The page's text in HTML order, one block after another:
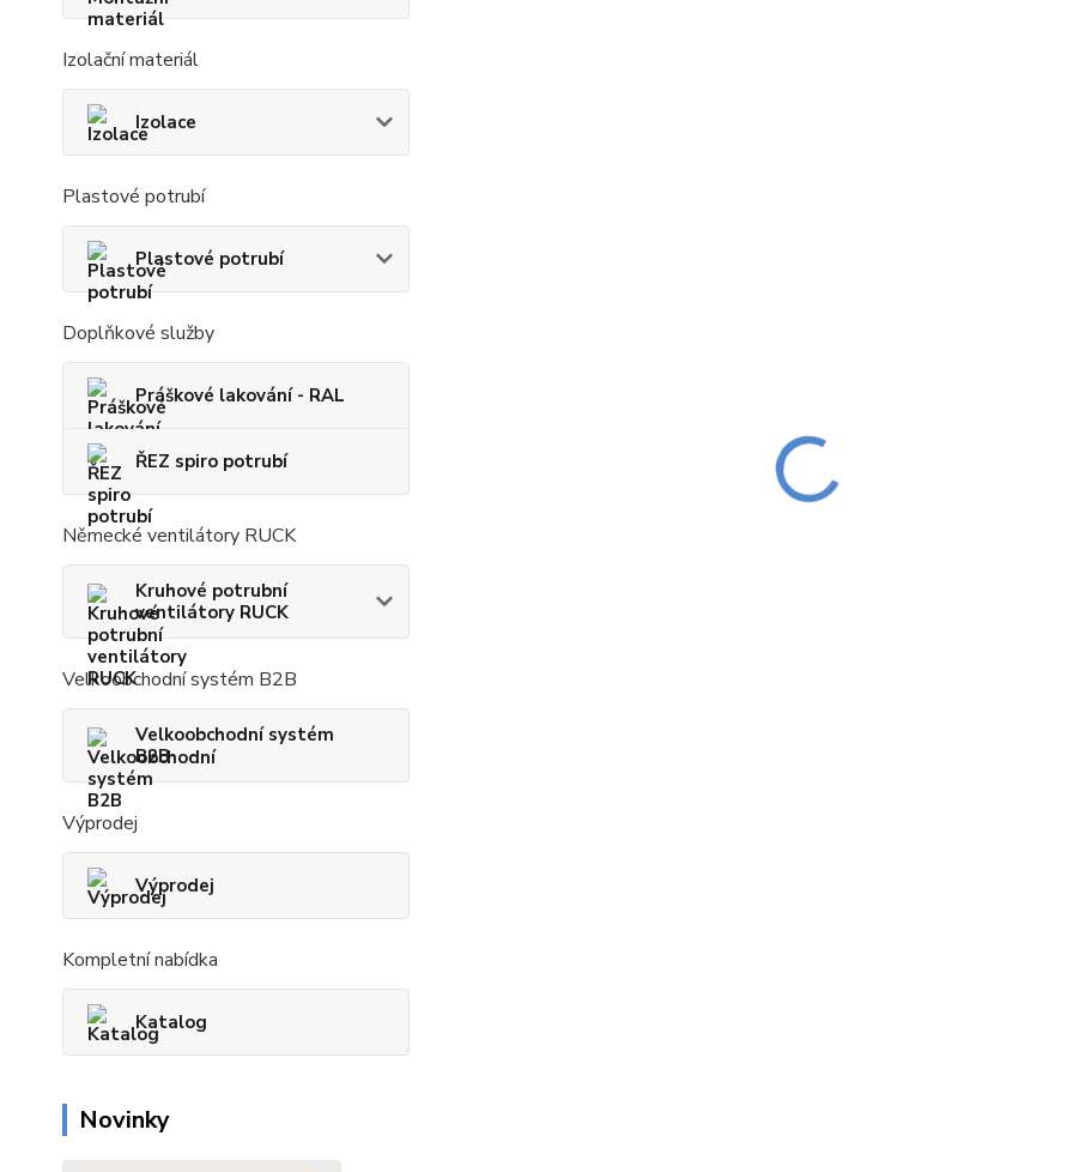
Izolační materiál
Izolace
Plastové potrubí
Plastové potrubí
Doplňkové služby
Práškové lakování - RAL
ŘEZ spiro potrubí
Německé ventilátory RUCK
Kruhové potrubní
ventilátory RUCK
Velkoobchodní systém B2B
Velkoobchodní systém
B2B
Výprodej
Výprodej
Kompletní nabídka
Katalog
Novinky